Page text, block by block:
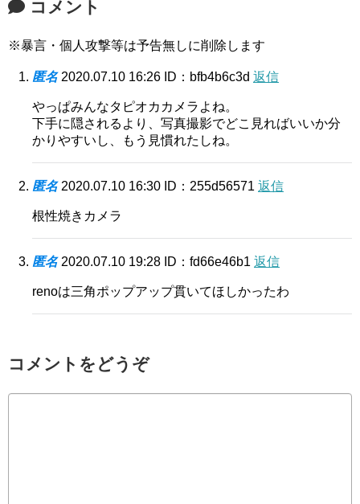
コメント
※暴言・個人攻撃等は予告無しに削除します
匿名 2020.07.10 16:26 ID：bfb4b6c3d 返信
やっぱみんなタピオカカメラよね。
下手に隠されるより、写真撮影でどこ見ればいいか分
かりやすいし、もう見慣れたしね。
匿名 2020.07.10 16:30 ID：255d56571 返信
根性焼きカメラ
匿名 2020.07.10 19:28 ID：fd66e46b1 返信
renoは三角ポップアップ貫いてほしかったわ
コメントをどうぞ